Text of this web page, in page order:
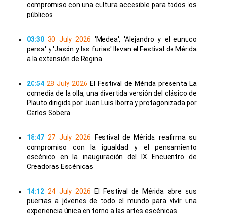
compromiso con una cultura accesible para todos los
públicos
03:30 30 July 2026 'Medea', 'Alejandro y el eunuco
persa' y 'Jasón y las furias' llevan el Festival de Mérida
a la extensión de Regina
20:54 28 July 2026 El Festival de Mérida presenta La
comedia de la olla, una divertida versión del clásico de
Plauto dirigida por Juan Luis Iborra y protagonizada por
Carlos Sobera
18:47 27 July 2026
Festival de Mérida reafirma su
compromiso con la igualdad y el pensamiento
escénico en la inauguración del IX Encuentro de
Creadoras Escénicas
14:12 24 July 2026
El Festival de Mérida abre sus
puertas a jóvenes de todo el mundo para vivir una
experiencia única en torno a las artes escénicas